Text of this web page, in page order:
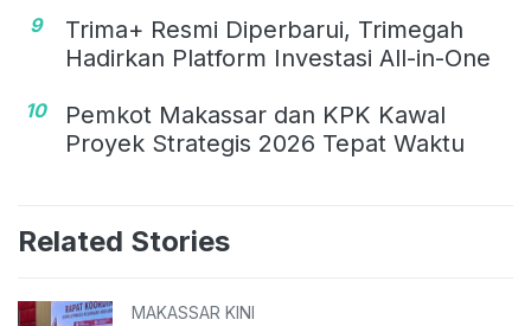
9
Trima+ Resmi Diperbarui, Trimegah
Hadirkan Platform Investasi All-in-One
10
Pemkot Makassar dan KPK Kawal
Proyek Strategis 2026 Tepat Waktu
Related Stories
MAKASSAR KINI